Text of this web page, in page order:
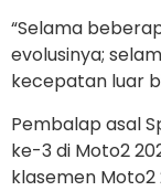
“Selama
evolusinya;
kecepatan luar
Pembalap asal
ke-3 di Moto2
klasemen Moto2